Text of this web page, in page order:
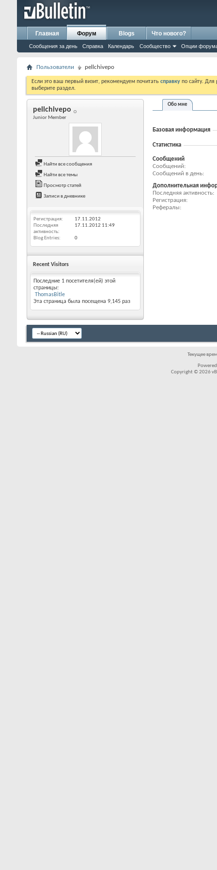
Главная Форум
Сообщения за день Справка Календарь Сообщество Опции
Blogs Что нового?
Пользователи pellchivepo
Если это ваш первый визит, рекомендуем почитать справку по сайту.
выберите раздел.
pellchivepo
Junior Member
Найти все сообщения
Найти все темы
Просмотр статей
Записи в дневнике
Регистрация
17.11.2012
Последняя
активность
17.11.2012 11:49
Blog Entries 0
Recent Visitors
Последние 1 посетителя(ей) этой
страницы:
ThomasBitle
Эта страница была посещена 9,145 раз
Обо мне
Базовая информация
Статистика
Сообщений
Сообщений
Сообщений в день
Дополнительная
Последняя активность
Регистрация
Рефералы
Текущее
Copyright © 2026